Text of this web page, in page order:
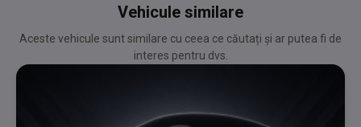
Vehicule similare
Aceste vehicule sunt similare cu ceea ce căutați și ar putea fi de
interes pentru dvs.